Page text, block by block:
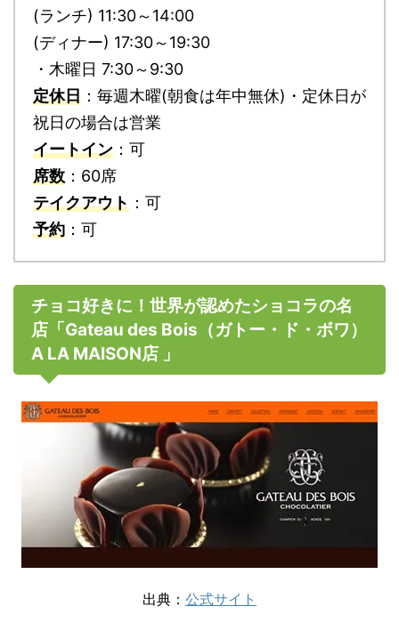
(ランチ) 11:30～14:00
(ディナー) 17:30～19:30
・木曜日 7:30～9:30
定休日 ：毎週木曜(朝食は年中無休)・定休日が
祝日の場合は営業
イートイン ：可
席数 ：60席
テイクアウト ：可
予約 ：可
チョコ好きに！世界が認めたショコラの名
店「Gateau des Bois（ガトー・ド・ボワ）
A LA MAISON店 」
出典： 公式サイト